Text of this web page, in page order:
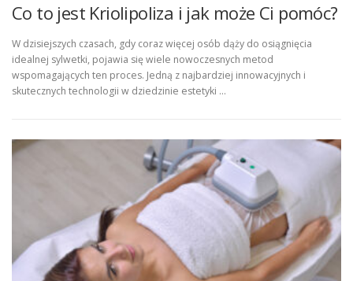
Co to jest Kriolipoliza i jak może Ci pomóc?
W dzisiejszych czasach, gdy coraz więcej osób dąży do osiągnięcia
idealnej sylwetki, pojawia się wiele nowoczesnych metod
wspomagających ten proces. Jedną z najbardziej innowacyjnych i
skutecznych technologii w dziedzinie estetyki …